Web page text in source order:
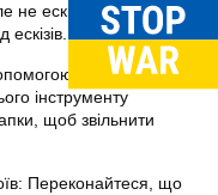
не ескізи», щоб
програми
інструменту
щоб звільнити
Переконайтеся, що